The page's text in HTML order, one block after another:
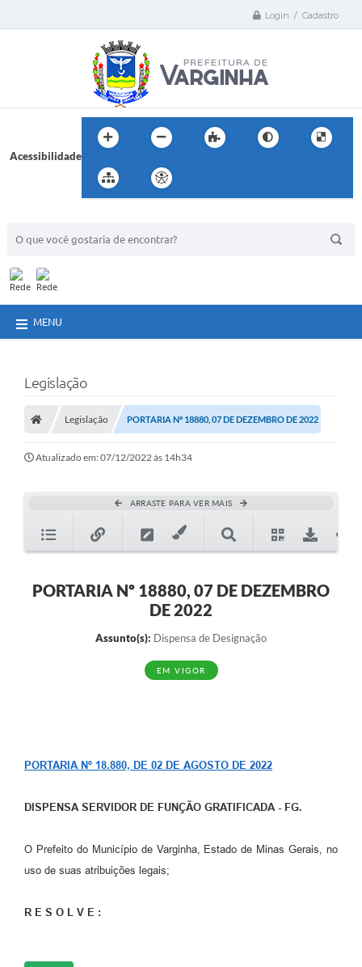
Login / Cadastro
Acessibilidade
MENU
Legislação
Legislação PORTARIA Nº 18880, 07 DE DEZEMBRO DE 2022
Atualizado em: 07/12/2022 às 14h34
ARRASTE PARA VER MAIS
PORTARIA Nº 18880, 07 DE DEZEMBRO
DE 2022
Assunto(s): Dispensa de Designação
EM VIGOR
PORTARIA Nº 18.880, DE 02 DE AGOSTO DE 2022
DISPENSA SERVIDOR DE FUNÇÃO GRATIFICADA - FG.
O Prefeito do Município de Varginha, Estado de Minas Gerais, no
uso de suas atribuições legais;
R E S O L V E :